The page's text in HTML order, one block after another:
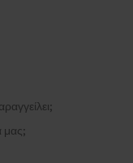
μας;